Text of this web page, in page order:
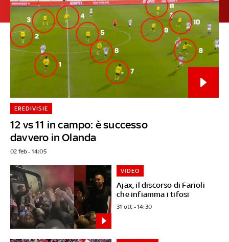
12 vs 11 in campo: è successo
davvero in Olanda
EREDIVISIE
02 feb - 14:05
Ajax, il discorso di Farioli
che infiamma i tifosi
VIDEO
31 ott - 14:30